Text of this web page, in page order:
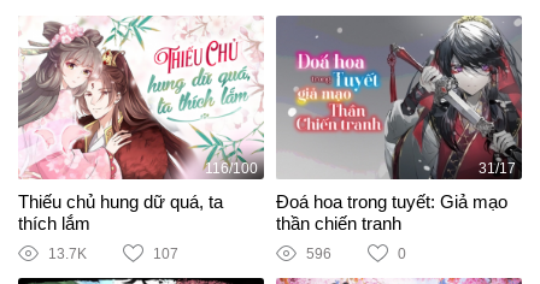
116/100
Thiếu chủ hung dữ quá, ta
thích lắm
13.7K 107
31/17
Đoá hoa trong tuyết: Giả mạo
thần chiến tranh
596 0